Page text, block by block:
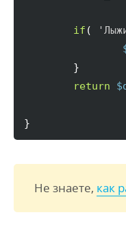
if (
}
return
}
Не знаете, как